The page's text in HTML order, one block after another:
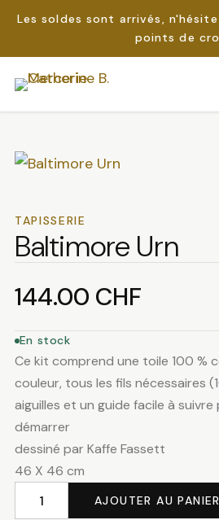
Les soldes sont arrivés,
points de
Passer
TAPISSERIE
Baltimore Urn
144.00 CHF
En stock
Ce kit comprend une toile 100 %
couleur, tous les fils nécessaires
aiguilles et un guide facile à
démarrer
dessiné par Kaffe Fassett
46 X 46 cm
quantité
AJOUTER AU PANIER